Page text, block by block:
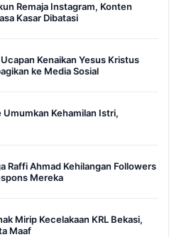
Remaja Instagram, Konten
Kasar Dibatasi
Kenaikan Yesus Kristus
ke Media Sosial
Kehamilan Istri,
Raffi Ahmad Kehilangan Followers
Mereka
Mirip Kecelakaan KRL Bekasi,
Maaf